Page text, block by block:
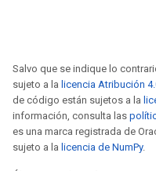
Salvo que se indique lo
sujeto a la licencia Atribución
de código están sujetos a la
información, consulta las
es una marca registrada de
sujeto a la licencia de NumPy.